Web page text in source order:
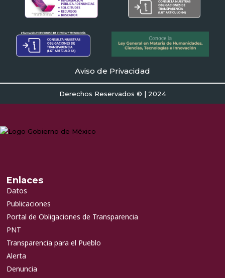
Aviso de Privacidad
Derechos Reservados © | 2024
Enlaces
Datos
Publicaciones
Portal de Obligaciones de Transparencia
PNT
Transparencia para el Pueblo
Alerta
Denuncia